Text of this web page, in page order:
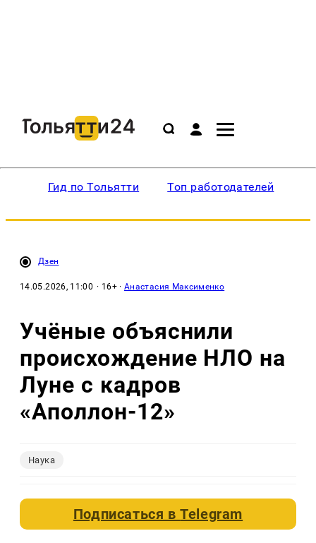
Гид по Тольятти Топ работодателей
Дзен
14.05.2026, 11:00 · 16+ ·Анастасия Максименко
Учёные объяснили
происхождение НЛО на
Луне с кадров
«Аполлон-12»
Наука
Подписаться вTelegram